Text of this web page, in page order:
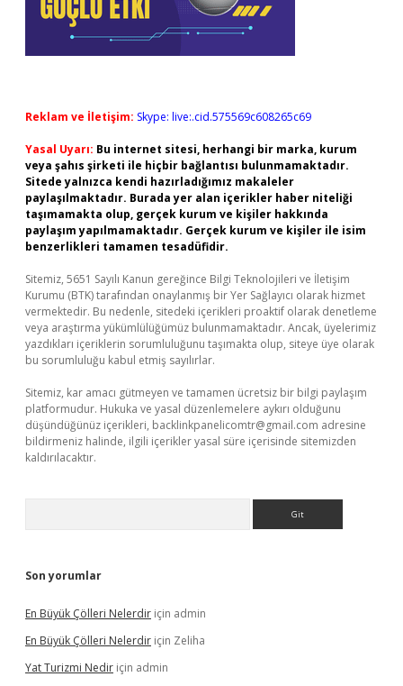
Reklam ve İletişim: Skype: live:.cid.575569c608265c69
Yasal Uyarı: Bu internet sitesi, herhangi bir marka, kurum
veya şahıs şirketi ile hiçbir bağlantısı bulunmamaktadır.
Sitede yalnızca kendi hazırladığımız makaleler
paylaşılmaktadır. Burada yer alan içerikler haber niteliği
taşımamakta olup, gerçek kurum ve kişiler hakkında
paylaşım yapılmamaktadır. Gerçek kurum ve kişiler ile isim
benzerlikleri tamamen tesadüfidir.
Sitemiz, 5651 Sayılı Kanun gereğince Bilgi Teknolojileri ve İletişim
Kurumu (BTK) tarafından onaylanmış bir Yer Sağlayıcı olarak hizmet
vermektedir. Bu nedenle, sitedeki içerikleri proaktif olarak denetleme
veya araştırma yükümlülüğümüz bulunmamaktadır. Ancak, üyelerimiz
yazdıkları içeriklerin sorumluluğunu taşımakta olup, siteye üye olarak
bu sorumluluğu kabul etmiş sayılırlar.
Sitemiz, kar amacı gütmeyen ve tamamen ücretsiz bir bilgi paylaşım
platformudur. Hukuka ve yasal düzenlemelere aykırı olduğunu
düşündüğünüz içerikleri, backlinkpanelicomtr@gmail.com adresine
bildirmeniz halinde, ilgili içerikler yasal süre içerisinde sitemizden
kaldırılacaktır.
Son yorumlar
En Büyük Çölleri Nelerdir için admin
En Büyük Çölleri Nelerdir için Zeliha
Yat Turizmi Nedir için admin